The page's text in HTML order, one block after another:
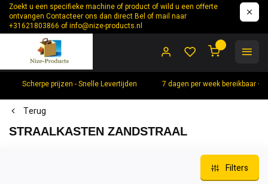
Zoekt u een specifieke machine of product of wild u een offerte
ontvangen Contacteer ons dan direct Bel of mail naar
+31621803866 ofinfo@nize-products.nl
Scherpe prijzen - Snelle Levertijden 7 dagen per week bereikbaar
Terug
STRAALKASTEN ZANDSTRAAL
Filters